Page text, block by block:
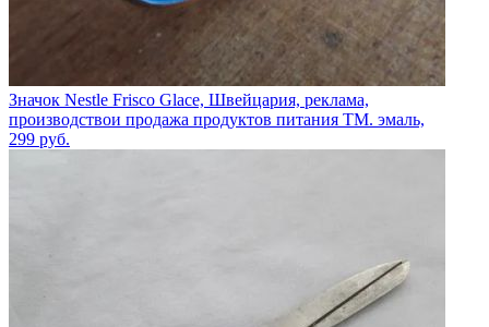
Значок Nestle Frisco Glace, Швейцария, реклама,
производствои продажа продуктов питания ТМ. эмаль,
299 руб.